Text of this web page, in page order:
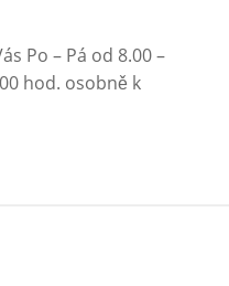
Po – Pá od 8.00 –
hod. osobně k